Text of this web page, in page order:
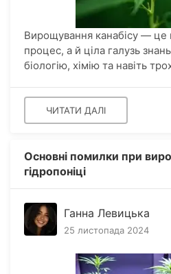
Вирощування канабісу — це
процес, а й ціла галузь
біологію, хімію та навіть
ЧИТАТИ ДАЛІ
Основні помилки при
гідропоніці
Ганна Левицька
25 листопада 2024